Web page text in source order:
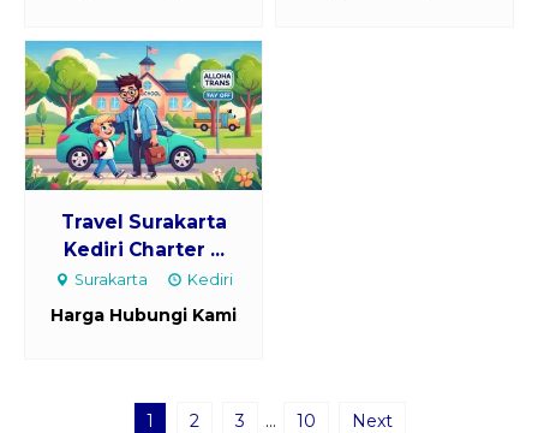
Travel Surakarta
Kediri Charter ...
Surakarta Kediri
Harga Hubungi Kami
1 2 3 … 10 Next